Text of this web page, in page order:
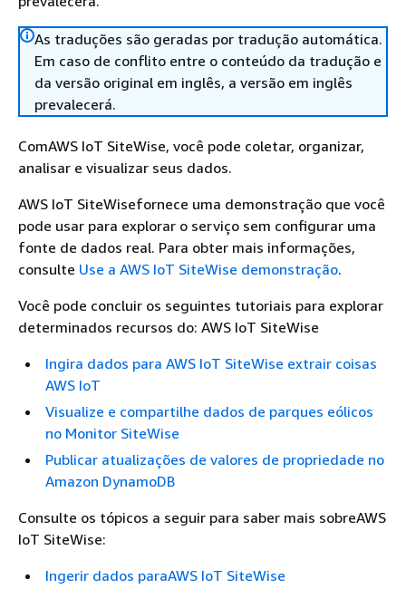
As traduções são geradas por tradução automática.
Em caso de conflito entre o conteúdo da tradução e
da versão original em inglês, a versão em inglês
prevalecerá.
ComAWS IoT SiteWise, você pode coletar, organizar,
analisar e visualizar seus dados.
AWS IoT SiteWisefornece uma demonstração que você
pode usar para explorar o serviço sem configurar uma
fonte de dados real. Para obter mais informações,
consulte Use a AWS IoT SiteWise demonstração.
Você pode concluir os seguintes tutoriais para explorar
determinados recursos do: AWS IoT SiteWise
Ingira dados para AWS IoT SiteWise extrair coisas
AWS IoT
Visualize e compartilhe dados de parques eólicos
no Monitor SiteWise
Publicar atualizações de valores de propriedade no
Amazon DynamoDB
Consulte os tópicos a seguir para saber mais sobreAWS
IoT SiteWise:
Ingerir dados paraAWS IoT SiteWise